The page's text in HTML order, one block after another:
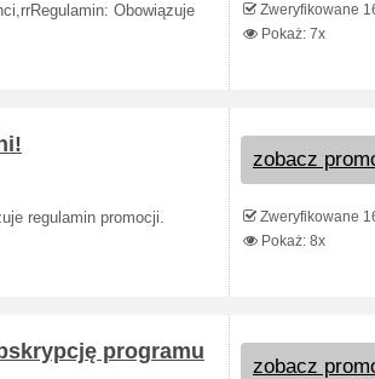
Obowiązuje
Zweryfikowane
Pokaż: 7x
regulamin promocji.
zobacz
Zweryfikowane
Pokaż: 8x
programu
zobacz